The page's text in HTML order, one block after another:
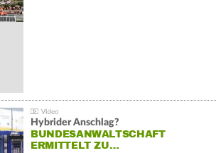
Hybrider Anschlag?
BUNDESANWALTSCHAFT
ERMITTELT ZU…